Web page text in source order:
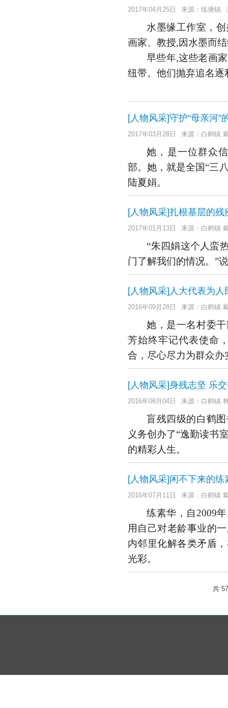
2017年04月25日 来源：练塘镇
水墨缘工作室，
画家、教授,因水墨而
早些年,这些老画
纽带。他们抛弃追名
[人物风采]守护“母亲河”
2017年03月28日 来源：白鹤镇
她，是一位群众
部。她，就是全国“三
陆夏娟。
[人物风采]扎根基层的残
2017年01月13日 来源：白鹤镇
“朱四娟这个人蛮
门了解我们的情况。”
[人物风采]人大代表为
2016年09月28日 来源：白鹤镇
她，是一名村委
芳始终牢记代表使命
合，尽心尽力为群众
[人物风采]身残志坚 乐
2016年08月04日 来源：白鹤镇
盲残四级的白鹤
义务创办了“逸勤读书
的精彩人生。
[人物风采]闲不下来的练
2016年07月11日 来源：白鹤镇
练素华，自2009
用自己对老龄事业的
内邻里化解各类矛盾
光彩。
共